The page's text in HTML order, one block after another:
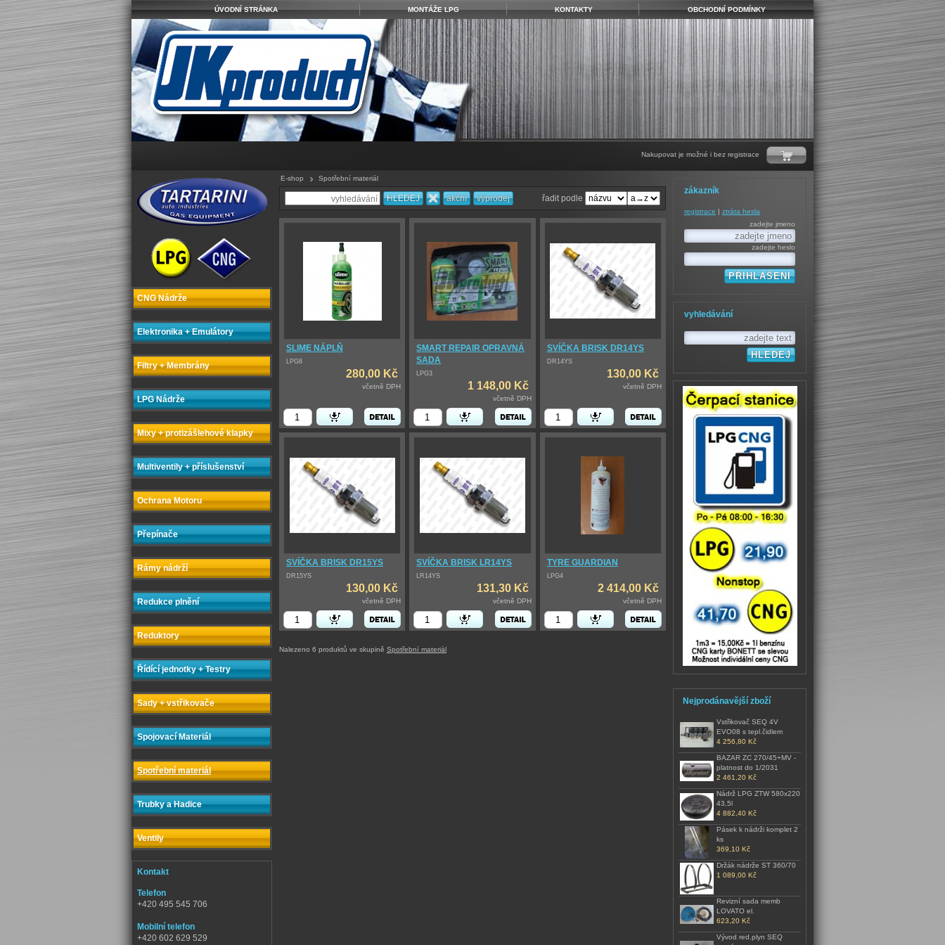
ÚVODNÍ STRÁNKA MONTÁŽE LPG KONTAKTY OBCHODNÍ PODMÍNKY
Nakupovat je možné i bez registrace
CNG Nádrže
Elektronika + Emulátory
Filtry + Membrány
LPG Nádrže
Mixy + protizášlehové klapky
Multiventily + příslušenství
Ochrana Motoru
Přepínače
Rámy nádrží
Redukce plnění
Reduktory
Řídící jednotky + Testry
Sady + vstřikovače
Spojovací Materiál
Spotřební materiál
Trubky a Hadice
Ventily
Kontakt
Telefon
+420 495 545 706
Mobilní telefon
+420 602 629 529
E-shop Spotřební materiál
řadit podle
SLIME NÁPLŇ
LPG8
280,00 Kč
včetně DPH
SMART REPAIR OPRAVNÁ
SADA
LPG3
1 148,00 Kč
včetně DPH
SVÍČKA BRISK DR14YS
DR14YS
130,00 Kč
včetně DPH
SVÍČKA BRISK DR15YS
DR15YS
130,00 Kč
včetně DPH
SVÍČKA BRISK LR14YS
LR14YS
131,30 Kč
včetně DPH
TYRE GUARDIAN
LPG4
2 414,00 Kč
včetně DPH
Nalezeno 6 produktů ve skupině Spotřební materiál
zákazník
registrace
ztráta hesla
zadejte jmeno
zadejte heslo
vyhledávání
Nejprodánavější zboží
Vstřikovač SEQ 4V
EVO08 s tepl.čidlem
4 256,80 Kč
BAZAR ZC 270/45+MV -
platnost do 1/2031
2 461,20 Kč
Nádrž LPG ZTW 580x220
43,5l
4 882,40 Kč
Pásek k nádrži komplet 2
ks
369,10 Kč
Držák nádrže ST 360/70
1 089,00 Kč
Revizní sada memb
LOVATO el.
623,20 Kč
Vývod red.plyn SEQ